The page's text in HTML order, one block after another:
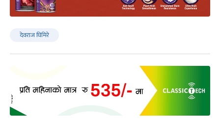
देवराज घिमिरे